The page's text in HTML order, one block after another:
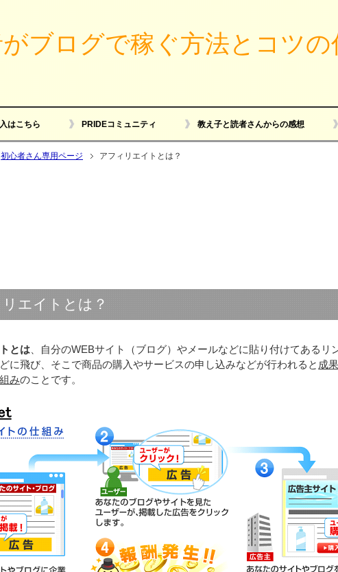
ブログで稼ぐ方法とコツの
はこちら PRIDEコミュニティ 教え子と読者さんからの感想
初心者さん専用ページ アフィリエイトとは？
エイトとは？
とは 、自分のWEBサイト（ブログ）やメールなどに貼り付けてあるリ
に飛び、そこで商品の購入やサービスの申し込みなどが行われると 成
みのことです。